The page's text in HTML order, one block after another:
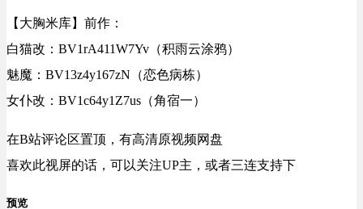
【大胸米库】前作：
白猫改：BV1rA411W7Yv（积雨云涂鸦）
魅魔：BV13z4y167zN（恋色病栋）
女仆改：BV1c64y1Z7us（角宿一）
在B站评论区置顶，有高清原视频网盘
喜欢此视屏的话，可以关注UP主，或者三连支持下
预览